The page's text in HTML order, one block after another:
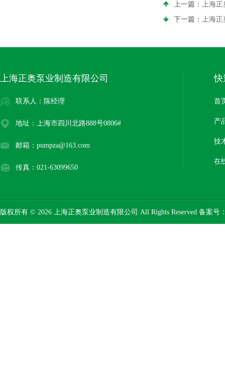
上一篇： 上海正
下一篇： 上海正
上海正奥泵业制造有限公司
联系人：陈经理
地址：上海市四川北路888号0806#
邮箱：pumpza@163.com
传真：021-63099650
快
首
产
技
在
版权所有 © 2026 上海正奥泵业制造有限公司 All Rights Reserved 备案号